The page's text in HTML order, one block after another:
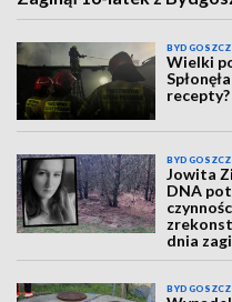
BYDGOSZCZ
Wielki
recepty?
BYDGOSZCZ
Jowita
DNA
dnia
BYDGOSZCZ